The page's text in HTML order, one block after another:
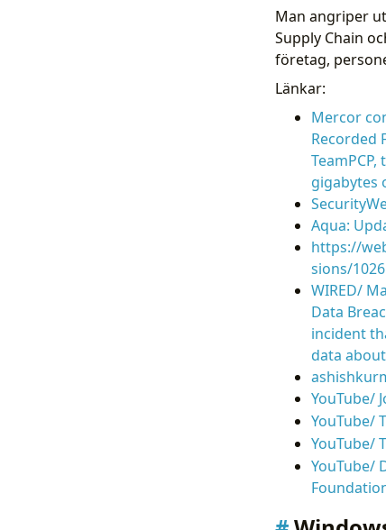
Man angriper
Supply Chain
företag,
Länkar:
Mercor
Recorded
gigabytes
Aqua:
https://
sions/
WIRED/
Data
incident
data
YouTube/
YouTube/
YouTube/
YouTube/